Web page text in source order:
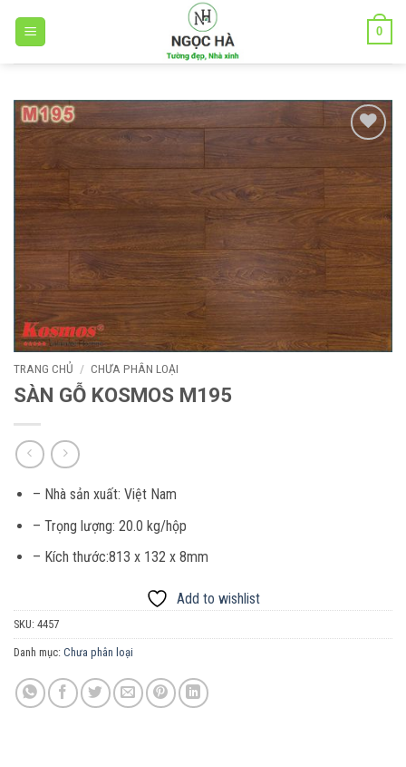
0
wishlist
TRANG CHỦ / CHƯA PHÂN LOẠI
SÀN GỖ KOSMOS M195
– Nhà sản xuất: Việt Nam
– Trọng lượng: 20.0 kg/hộp
– Kích thước:813 x 132 x 8mm
Add to wishlist
SKU: 4457
Danh mục: Chưa phân loại